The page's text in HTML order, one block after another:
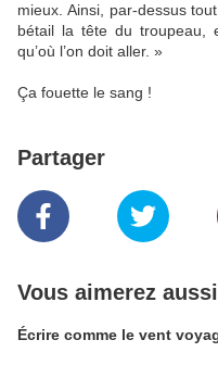
mieux. Ainsi, par-dessus
bétail la tête du troupeau,
qu’où l’on doit aller. »
Ça fouette le sang !
Partager
Vous aimerez aussi
Écrire comme le vent